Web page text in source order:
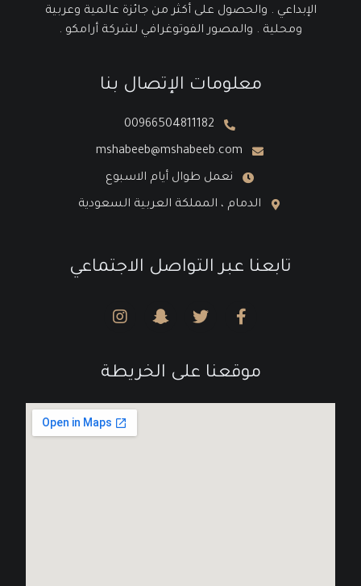
الإبداعي . والحصول على أكثر من جائزة عالمية وعربية
ومحلية . والمصور الفوتوغرافي لشركة أرامكو .
معلومات الإتصال بنا
00966504811182
mshabeeb@mshabeeb.com
نعمل طوال أيام الاسبوع
الدمام ، المملكة العربية السعودية
تابعنا عبر التواصل الاجتماعي
موقعنا على الخريطة